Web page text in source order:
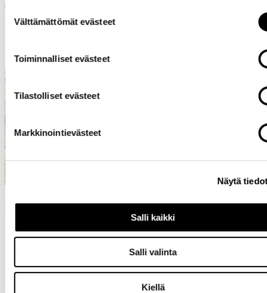
Suostumuksen
valinta
Välttämättömät evästeet
Toiminnalliset evästeet
Tilastolliset evästeet
Markkinointievästeet
Näytä
Salli kaikki
Salli valinta
Kiellä
00531 Helsinki
Puhelin (vaihde): + 358 29 56 66700
Liity kanta-asiakkaaksi